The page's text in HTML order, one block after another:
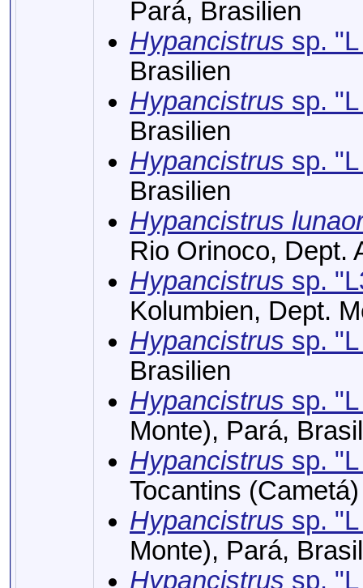
Pará, Brasilien
Hypancistrus sp.
Brasilien
Hypancistrus sp.
Brasilien
Hypancistrus sp.
Brasilien
Hypancistrus
Rio Orinoco, Dept.
Hypancistrus sp.
Kolumbien, Dept.
Hypancistrus sp.
Brasilien
Hypancistrus sp.
Monte), Pará,
Hypancistrus sp.
Tocantins (Cametá)
Hypancistrus sp.
Monte), Pará,
Hypancistrus sp.